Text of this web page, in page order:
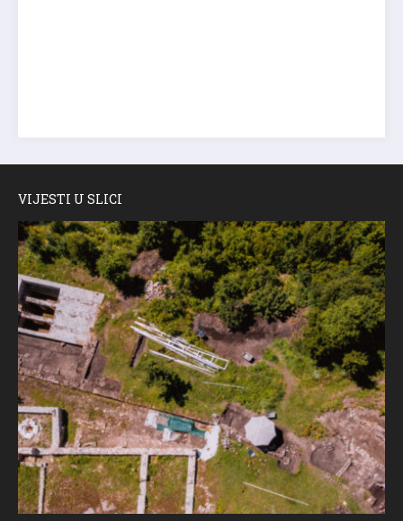
VIJESTI U SLICI